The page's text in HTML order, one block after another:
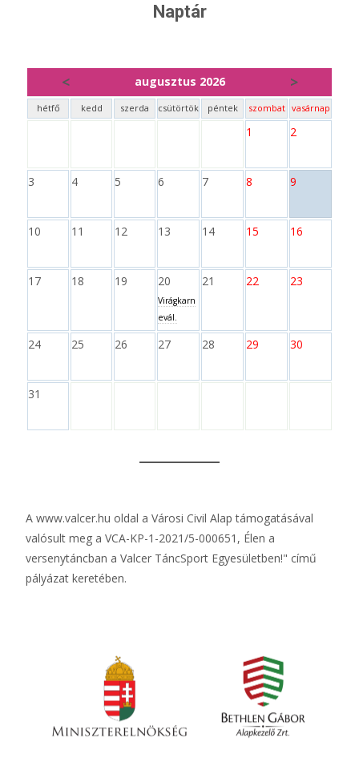
Naptár
< augusztus 2026 >
hétfő kedd szerda csütörtök péntek szombat vasárnap
1 2
3 4 5 6 7 8 9
10 11 12 13 14 15 16
17 18 19 20
Virágkarn
evál.
21 22 23
24 25 26 27 28 29 30
31
A www.valcer.hu oldal a Városi Civil Alap támogatásával
valósult meg a VCA-KP-1-2021/5-000651, Élen a
versenytáncban a Valcer TáncSport Egyesületben!" című
pályázat keretében.